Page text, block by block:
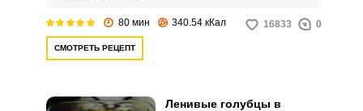
80 мин 340.54 кКал 16833 0
СМОТРЕТЬ РЕЦЕПТ
Ленивые голубцы в